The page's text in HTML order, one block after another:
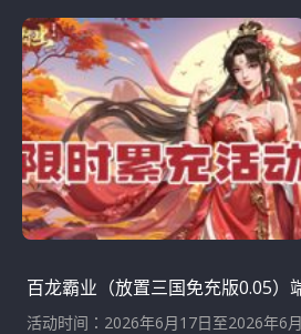
百龙霸业（放置三国免充版0.05）
活动时间：2026年6月17日至2026年6